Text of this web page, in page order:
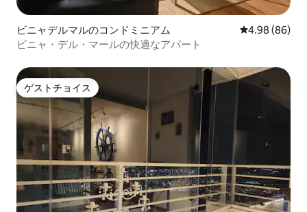
ビニャデルマルのコンドミニアム レビュー86件
4.98 (86)
ビニャ・デル・マールの快適なアパート
ゲストチョイス
ゲストチョイス